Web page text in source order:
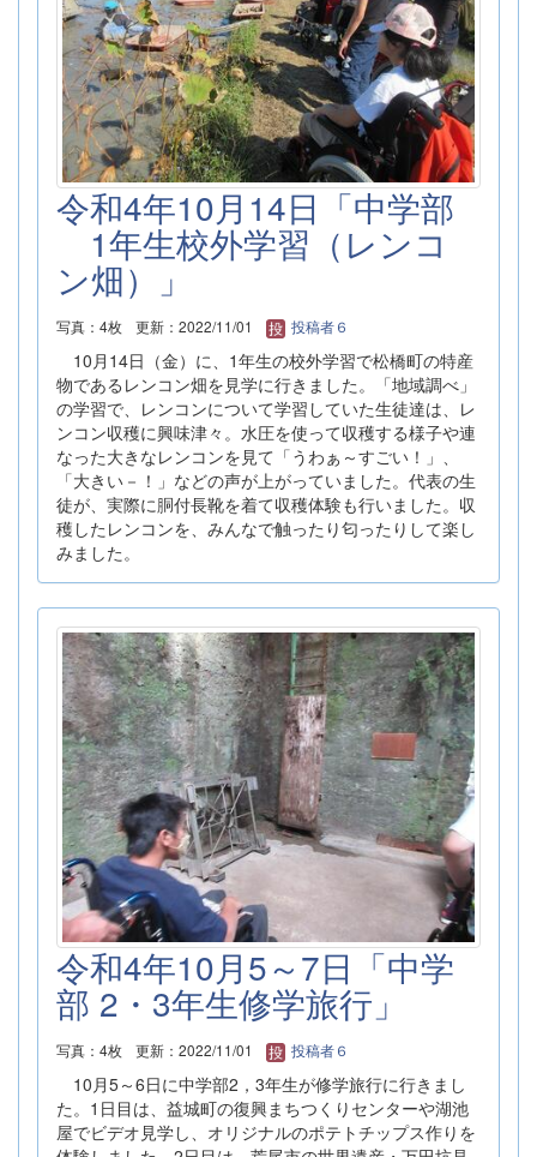
令和4年10月14日「中学部
1年生校外学習（レンコ
ン畑）」
写真：4枚 更新：2022/11/01 投稿者６
10月14日（金）に、1年生の校外学習で松橋町の特産
物であるレンコン畑を見学に行きました。「地域調べ」
の学習で、レンコンについて学習していた生徒達は、レ
ンコン収穫に興味津々。水圧を使って収穫する様子や連
なった大きなレンコンを見て「うわぁ～すごい！」、
「大きい－！」などの声が上がっていました。代表の生
徒が、実際に胴付長靴を着て収穫体験も行いました。収
穫したレンコンを、みんなで触ったり匂ったりして楽し
みました。
令和4年10月5～7日「中学
部 2・3年生修学旅行」
写真：4枚 更新：2022/11/01 投稿者６
10月5～6日に中学部2，3年生が修学旅行に行きまし
た。1日目は、益城町の復興まちつくりセンターや湖池
屋でビデオ見学し、オリジナルのポテトチップス作りを